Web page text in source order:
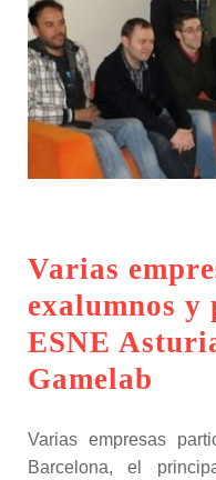
Varias
exalumnos y
ESNE
Gamelab
Varias empresas
Barcelona, el